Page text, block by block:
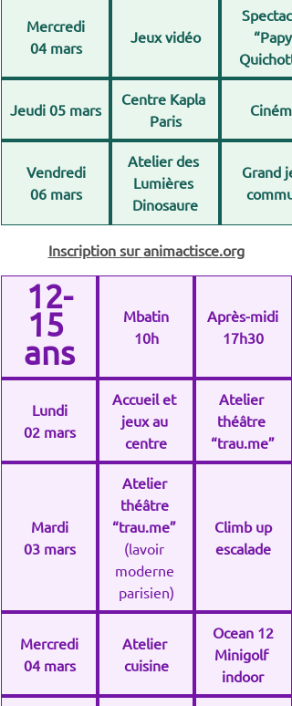
Mercredi
04 mars
Jeux vidéo
“Papy
Jeudi 05 mars
Centre Kapla
Paris
Cinéma
Vendredi
06 mars
Atelier des
Lumières
Dinosaure
Grand
Inscription sur animactisce.org
12-
15
ans
Mbatin
10h
Après-midi
17h30
Lundi
02 mars
Accueil et
jeux au
centre
Atelier
théâtre
“trau.me”
Mardi
03 mars
Atelier
théâtre
“trau.me”
(lavoir
moderne
parisien)
Climb up
escalade
Mercredi
04 mars
Atelier
cuisine
Ocean 12
Minigolf
indoor